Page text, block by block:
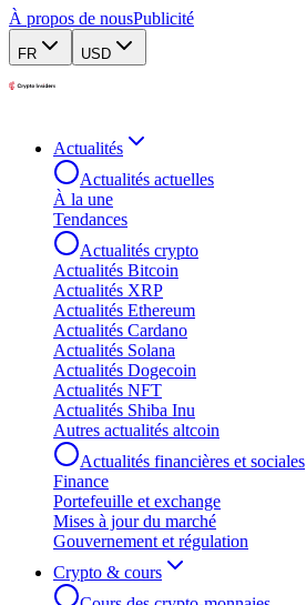
À propos de nousPublicité
FR USD
Actualités
Actualités actuelles
À la une
Tendances
Actualités crypto
Actualités Bitcoin
Actualités XRP
Actualités Ethereum
Actualités Cardano
Actualités Solana
Actualités Dogecoin
Actualités NFT
Actualités Shiba Inu
Autres actualités altcoin
Actualités financières et sociales
Finance
Portefeuille et exchange
Mises à jour du marché
Gouvernement et régulation
Crypto & cours